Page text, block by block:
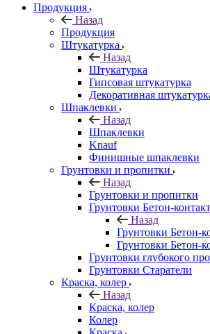
Продукция
Назад
Продукция
Штукатурка
Назад
Штукатурка
Гипсовая штукатурка
Декоративная
Шпаклевки
Назад
Шпаклевки
Knauf
Финишные шпаклевки
Грунтовки и пропитки
Назад
Грунтовки и пропитки
Грунтовки Бетон-контакт
Назад
Грунтовки Бетон-
Грунтовки Бетон-
Грунтовки глубокого
Грунтовки Старатели
Краска, колер
Назад
Краска, колер
Колер